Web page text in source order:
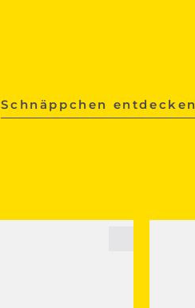
Schnäppchen entdecken